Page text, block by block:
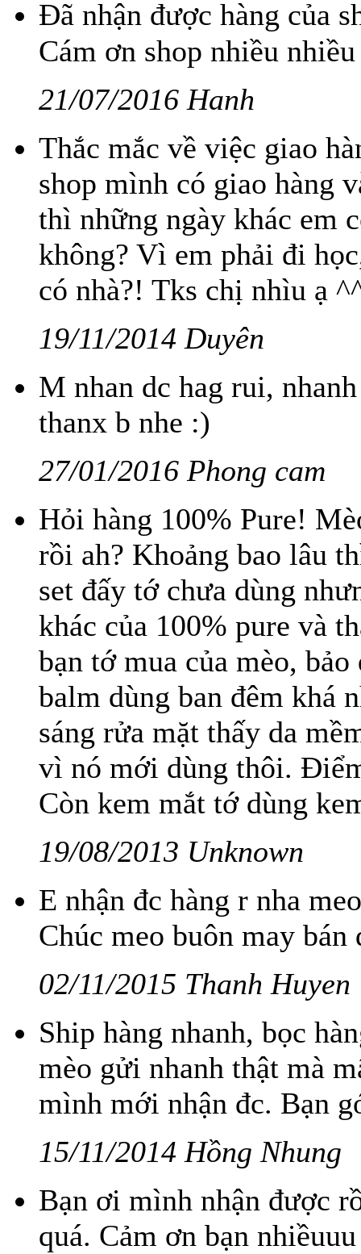
Đã nhận được hàng của
Cám ơn shop nhiều
21/07/2016 Hanh
Thắc mắc về việc giao
shop mình có giao hàng
thì những ngày khác em
không? Vì em phải đi
có nhà?! Tks chị nhìu ạ
19/11/2014 Duyên
M nhan dc hag rui,
thanx b nhe :)
27/01/2016 Phong cam
Hỏi hàng 100% Pure!
rồi ah? Khoảng bao lâu
set đấy tớ chưa dùng
khác của 100% pure và
bạn tớ mua của mèo,
balm dùng ban đêm khá
sáng rửa mặt thấy da
vì nó mới dùng thôi.
Còn kem mắt tớ dùng
19/08/2013 Unknown
E nhận đc hàng r nha
Chúc meo buôn may
02/11/2015 Thanh Huyen
Ship hàng nhanh, bọc
mèo gửi nhanh thật mà
mình mới nhận đc. Bạn
15/11/2014 Hồng Nhung
Bạn ơi mình nhận được
quá. Cảm ơn bạn nhiềuuu